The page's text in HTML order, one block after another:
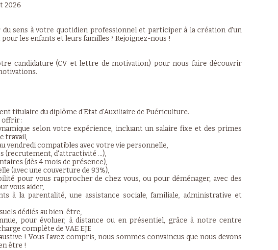
2026
du sens à votre quotidien professionnel et participer à la création d'un
les enfants et leurs familles ? Rejoignez-nous !
candidature (CV et lettre de motivation) pour nous faire découvrir
titulaire du diplôme d'Etat d'Auxiliaire de Puériculture.
offrir :
selon votre expérience, incluant un salaire fixe et des primes
travail,
vendredi compatibles avec votre vie personnelle,
(recrutement, d'attractivité …),
(dès 4 mois de présence),
(avec une couverture de 93%),
pour vous rapprocher de chez vous, ou pour déménager, avec des
vous aider,
à la parentalité, une assistance sociale, familiale, administrative et
dédiés au bien-être,
pour évoluer, à distance ou en présentiel, grâce à notre centre
complète de VAE EJE
! Vous l'avez compris, nous sommes convaincus que nous devons
être !